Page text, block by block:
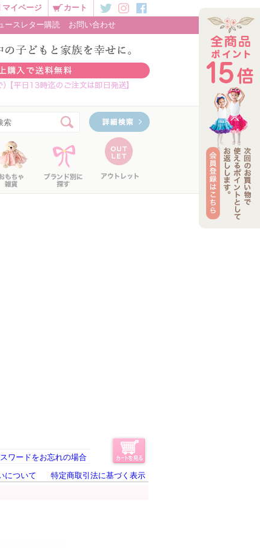
マイページ
カート
ースレター購読 お問い合わせ
ワードをお忘れの場合
について 特定商取引法に基づく表示